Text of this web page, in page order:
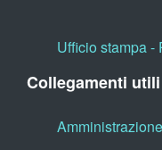
Ufficio stampa -
Collegamenti utili